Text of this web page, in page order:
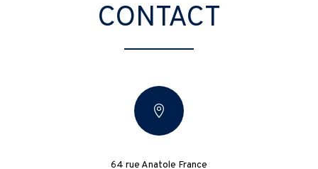
CONTACT

64 rue Anatole France